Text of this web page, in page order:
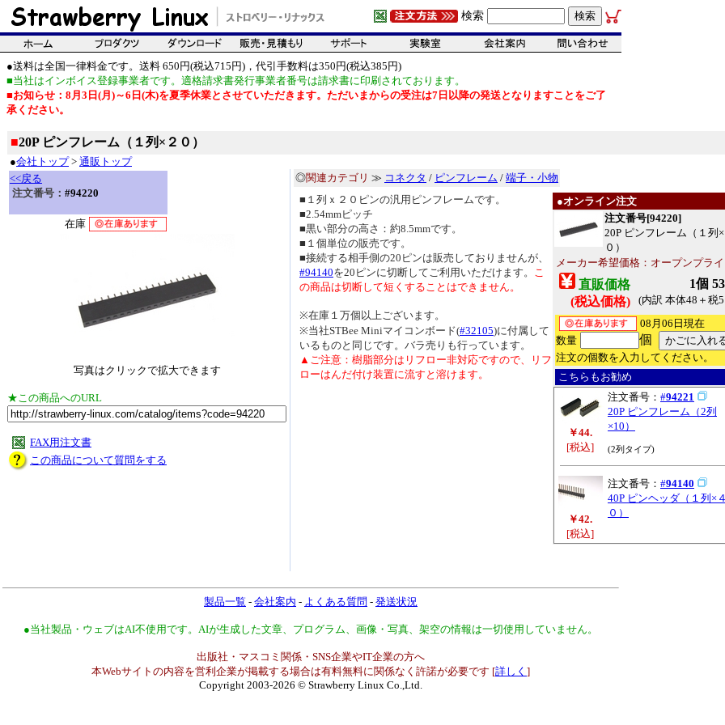
検索
●送料は全国一律料金です。送料 650円(税込715円)，代引手数料は350円(税込385円)
■当社はインボイス登録事業者です。適格請求書発行事業者番号は請求書に印刷されております。
■お知らせ：8月3日(月)～6日(木)を夏季休業とさせていただきます。ただいまからの受注は7日以降の発送となりますことをご了
承ください。
■20P ピンフレーム（１列×２０）
●会社トップ> 通販トップ
<<戻る
注文番号： #94220
在庫
写真はクリックで拡大できます
★この商品へのURL
FAX用注文書
この商品について質問をする
◎関連カテゴリ ≫ コネクタ / ピンフレーム / 端子・小物
●オンライン注文
注文番号[94220]
20P ピンフレーム（１列×
０）
メーカー希望価格：オープンプラ
直販価格
(税込価格)
1個
(内訳 本体48＋税
08月06日現在
数量
個
注文の個数を入力してください。
こちらもお勧め
￥44.
[税込]
注文番号： #94221
20P ピンフレーム（2列
×10）
(2列タイプ)
￥42.
[税込]
注文番号： #94140
40P ピンヘッダ（１列×４
０）
■１列ｘ２０ピンの汎用ピンフレームです。
■2.54mmピッチ
■黒い部分の高さ：約8.5mmです。
■１個単位の販売です。
■接続する相手側の20ピンは販売しておりませんが、
#94140を20ピンに切断してご利用いただけます。 こ
の商品は切断して短くすることはできません。
※在庫１万個以上ございます。
※当社STBee Miniマイコンボード(#32105)に付属して
いるものと同じです。バラ売りも行っています。
▲ご注意：樹脂部分はリフロー非対応ですので、リフ
ローはんだ付け装置に流すと溶けます。
製品一覧 - 会社案内 - よくある質問 - 発送状況
●当社製品・ウェブはAI不使用です。AIが生成した文章、プログラム、画像・写真、架空の情報は一切使用していません。
出版社・マスコミ関係・SNS企業やIT企業の方へ
本Webサイトの内容を営利企業が掲載する場合は有料無料に関係なく許諾が必要です [詳しく ]
Copyright 2003-2026 © Strawberry Linux Co.,Ltd.